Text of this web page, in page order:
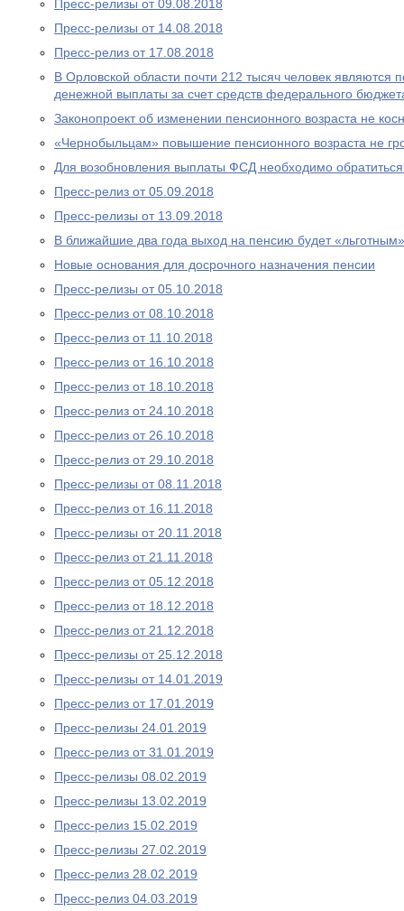
Пресс-релизы от 09.08.2018
Пресс-релизы от 14.08.2018
Пресс-релиз от 17.08.2018
В Орловской области почти 212 тысяч человек являются
денежной выплаты за счет средств федерального
Законопроект об изменении пенсионного возраста не
«Чернобыльцам» повышение пенсионного возраста не
Для возобновления выплаты ФСД необходимо
Пресс-релиз от 05.09.2018
Пресс-релизы от 13.09.2018
В ближайшие два года выход на пенсию будет «льготным»
Новые основания для досрочного назначения пенсии
Пресс-релизы от 05.10.2018
Пресс-релиз от 08.10.2018
Пресс-релиз от 11.10.2018
Пресс-релиз от 16.10.2018
Пресс-релиз от 18.10.2018
Пресс-релиз от 24.10.2018
Пресс-релиз от 26.10.2018
Пресс-релиз от 29.10.2018
Пресс-релизы от 08.11.2018
Пресс-релиз от 16.11.2018
Пресс-релизы от 20.11.2018
Пресс-релиз от 21.11.2018
Пресс-релиз от 05.12.2018
Пресс-релиз от 18.12.2018
Пресс-релиз от 21.12.2018
Пресс-релизы от 25.12.2018
Пресс-релизы от 14.01.2019
Пресс-релиз от 17.01.2019
Пресс-релизы 24.01.2019
Пресс-релиз от 31.01.2019
Пресс-релизы 08.02.2019
Пресс-релизы 13.02.2019
Пресс-релиз 15.02.2019
Пресс-релизы 27.02.2019
Пресс-релиз 28.02.2019
Пресс-релиз 04.03.2019